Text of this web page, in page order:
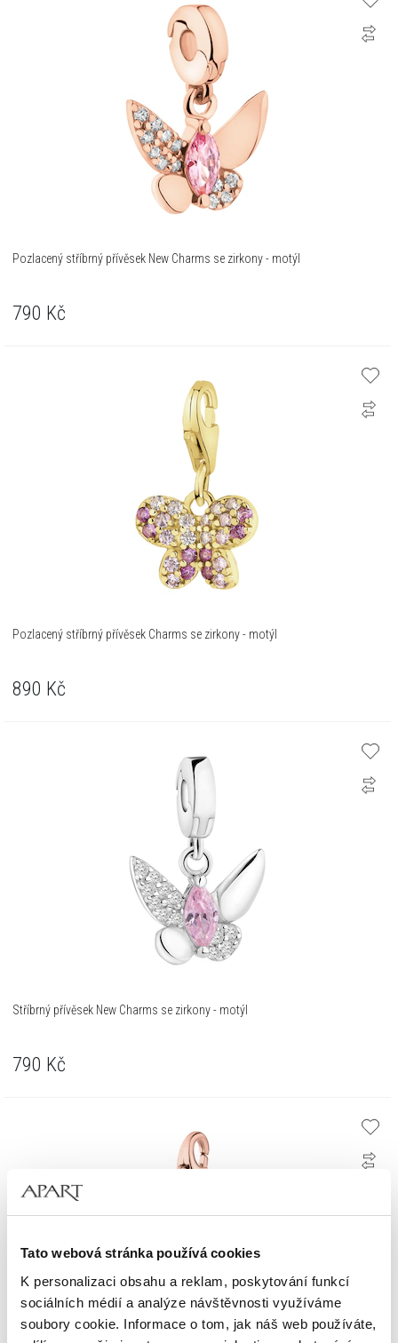
Tato webová stránka používá cookies
K personalizaci obsahu a reklam, poskytování funkcí
sociálních médií a analýze návštěvnosti využíváme
soubory cookie. Informace o tom, jak náš web používáte,
Pozlacený stříbrný přívěsek New Charms se zirkony - motýl
790 Kč
Pozlacený stříbrný přívěsek Charms se zirkony - motýl
890 Kč
Stříbrný přívěsek New Charms se zirkony - motýl
790 Kč